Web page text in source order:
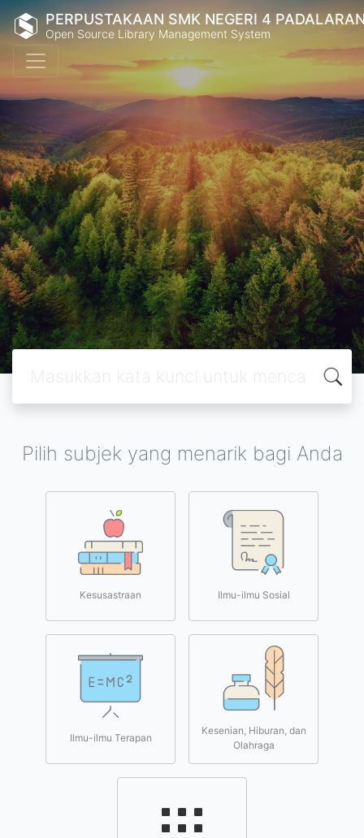
PERPUSTAKAAN SMK NEGERI 4
Open Source Library Management System
Pilih subjek yang menarik bagi Anda
Kesusastraan Ilmu-ilmu Sosial
Ilmu-ilmu Terapan
Kesenian, Hiburan, dan
Olahraga